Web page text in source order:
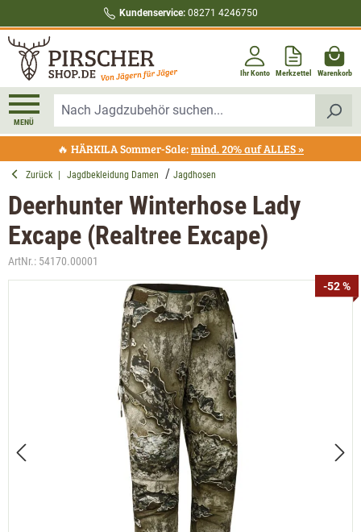
Kundenservice: 08271 4246750
Ihr Konto Merkzettel Warenkorb
MENÜ
🔥 HÄRKILA Sommer-Sale:mind. 20% auf ALLES »
Zurück Jagdbekleidung Damen Jagdhosen
Deerhunter Winterhose Lady
Excape (Realtree Excape)
ArtNr.: 54170.00001
Bildergalerie überspringen -52 %